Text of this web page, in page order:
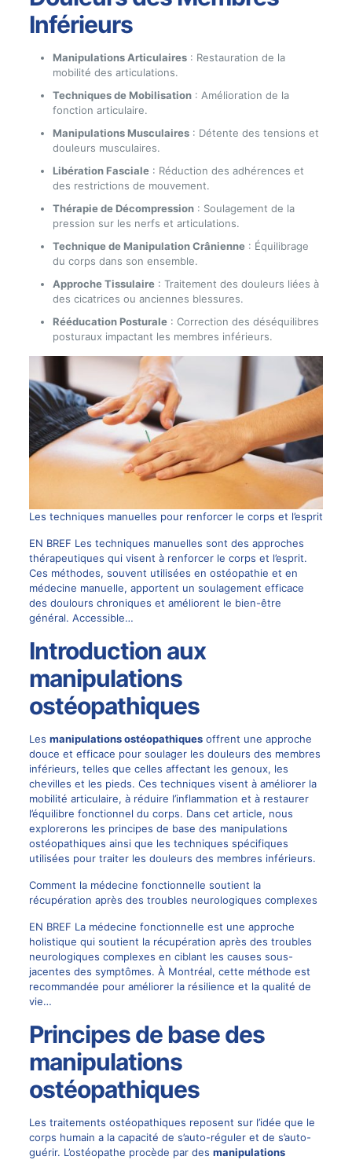
Inférieurs
Manipulations Articulaires: Restauration de la
mobilité des articulations.
Techniques de Mobilisation: Amélioration de la
fonction articulaire.
Manipulations Musculaires: Détente des tensions et
douleurs musculaires.
Libération Fasciale: Réduction des adhérences et
des restrictions de mouvement.
Thérapie de Décompression: Soulagement de la
pression sur les nerfs et articulations.
Technique de Manipulation Crânienne: Équilibrage
du corps dans son ensemble.
Approche Tissulaire: Traitement des douleurs liées à
des cicatrices ou anciennes blessures.
Rééducation Posturale: Correction des déséquilibres
posturaux impactant les membres inférieurs.
Les techniques manuelles pour renforcer le corps et l’esprit
EN BREF Les techniques manuelles sont des approches
thérapeutiques qui visent à renforcer le corps et l’esprit.
Ces méthodes, souvent utilisées en ostéopathie et en
médecine manuelle, apportent un soulagement efficace
des doulours chroniques et améliorent le bien-être
général. Accessible…
Introduction aux
manipulations
ostéopathiques
Les manipulations ostéopathiquesoffrent une approche
douce et efficace pour soulager les douleurs des membres
inférieurs, telles que celles affectant les genoux, les
chevilles et les pieds. Ces techniques visent à améliorer la
mobilité articulaire, à réduire l’inflammation et à restaurer
l’équilibre fonctionnel du corps. Dans cet article, nous
explorerons les principes de base des manipulations
ostéopathiques ainsi que les techniques spécifiques
utilisées pour traiter les douleurs des membres inférieurs.
Comment la médecine fonctionnelle soutient la
récupération après des troubles neurologiques complexes
EN BREF La médecine fonctionnelle est une approche
holistique qui soutient la récupération après des troubles
neurologiques complexes en ciblant les causes sous-
jacentes des symptômes. À Montréal, cette méthode est
recommandée pour améliorer la résilience et la qualité de
vie…
Principes de base des
manipulations
ostéopathiques
Les traitements ostéopathiques reposent sur l’idée que le
corps humain a la capacité de s’auto-réguler et de s’auto-
guérir. L’ostéopathe procède par des manipulations